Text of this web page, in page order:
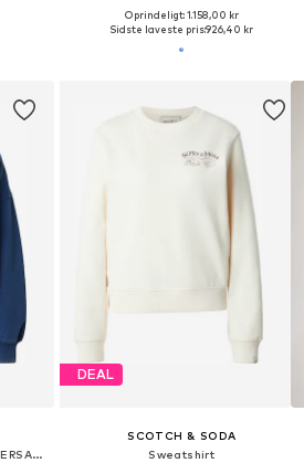
Oprindeligt: 1.158,00 kr
Sidste laveste pris:926,40 kr
Sweatshirt 'THE 40TH ANNIVERSARY'
DEAL
SCOTCH & SODA
Sweatshirt